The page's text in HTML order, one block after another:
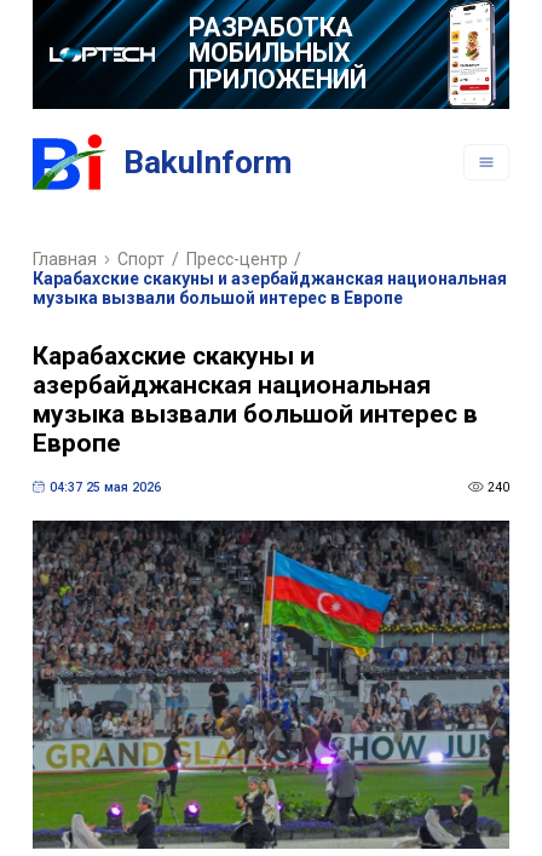
РАЗРАБОТКА
МОБИЛЬНЫХ
ПРИЛОЖЕНИЙ
BakuInform
Главная Спорт / Пресс-центр /
Карабахские скакуны и азербайджанская национальная
музыка вызвали большой интерес в Европе
Карабахские скакуны и
азербайджанская национальная
музыка вызвали большой интерес в
Европе
04:37 25 мая 2026 240